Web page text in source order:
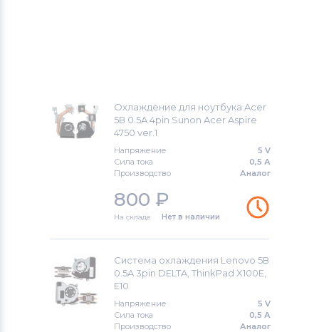
Охлаждение для ноутбука Acer
5В 0.5A 4pin Sunon Acer Aspire
4750 ver.1
Напряжение
5 V
Сила тока
0,5 А
Производство
Аналог
800 ₽
На складе Нет в наличии
Система охлаждения Lenovo 5В
0.5A 3pin DELTA, ThinkPad X100E,
E10
Напряжение
5 V
Сила тока
0,5 А
Производство
Аналог